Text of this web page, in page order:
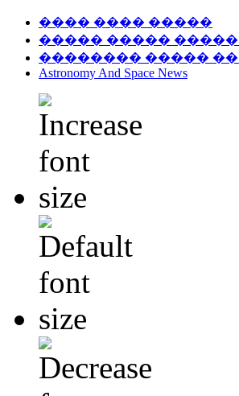
���� ���� �����
����� ����� �����
�������� �����
Astronomy And Space News